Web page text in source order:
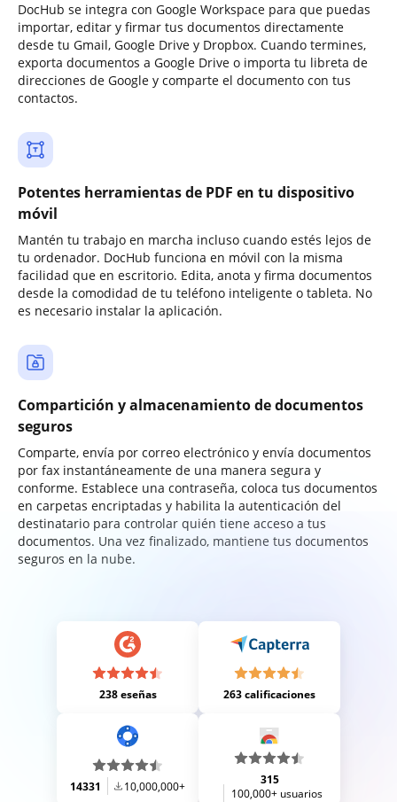
DocHub se integra con Google Workspace para que puedas
importar, editar y firmar tus documentos directamente
desde tu Gmail, Google Drive y Dropbox. Cuando termines,
exporta documentos a Google Drive o importa tu libreta de
direcciones de Google y comparte el documento con tus
contactos.
Potentes herramientas de PDF en tu dispositivo
móvil
Mantén tu trabajo en marcha incluso cuando estés lejos de
tu ordenador. DocHub funciona en móvil con la misma
facilidad que en escritorio. Edita, anota y firma documentos
desde la comodidad de tu teléfono inteligente o tableta. No
es necesario instalar la aplicación.
Compartición y almacenamiento de documentos
seguros
Comparte, envía por correo electrónico y envía documentos
por fax instantáneamente de una manera segura y
conforme. Establece una contraseña, coloca tus documentos
en carpetas encriptadas y habilita la autenticación del
destinatario para controlar quién tiene acceso a tus
documentos. Una vez finalizado, mantiene tus documentos
seguros en la nube.
238 eseñas 263 calificaciones
14331 10,000,000+
315
100,000+ usuarios